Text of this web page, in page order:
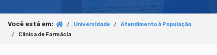
Você está em: Universidade
Atendimento à População
Clínica de Farmácia